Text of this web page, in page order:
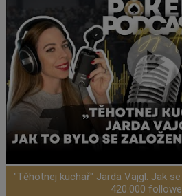
"Těhotnej kuchař" Jarda Vajgl: Jak
420.000